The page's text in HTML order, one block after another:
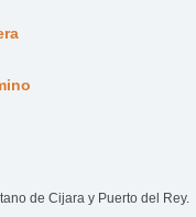
de Cijara y Puerto del Rey.